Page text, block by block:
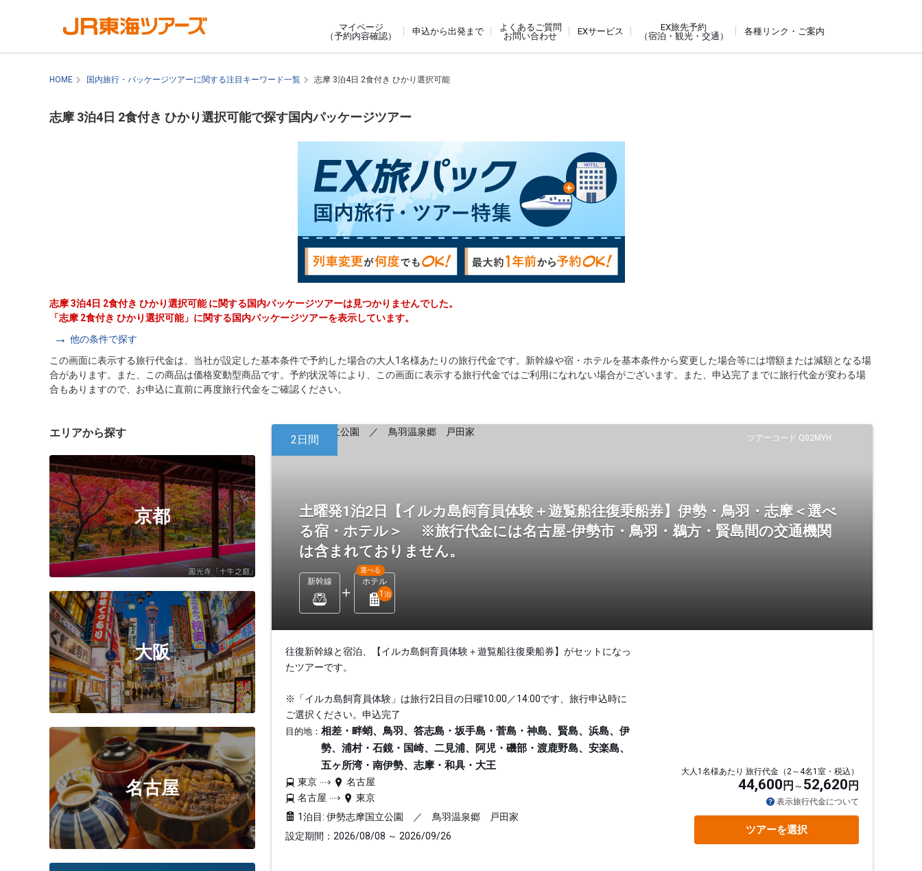
マイページ
（予約内容確認）
申込から出発まで
よくあるご質問
お問い合わせ
EXサービス
EX旅先予約
（宿泊・観光・交通）
各種リンク・ご案内
HOME 国内旅行・パッケージツアーに関する注目キーワード一覧 志摩 3泊4日 2食付き ひかり選択可能
志摩 3泊4日 2食付き ひかり選択可能で探す国内パッケージツアー
志摩 3泊4日 2食付き ひかり選択可能 に関する国内パッケージツアーは見つかりませんでした。
「志摩 2食付き ひかり選択可能」に関する国内パッケージツアーを表示しています。
他の条件で探す
この画面に表示する旅行代金は、当社が設定した基本条件で予約した場合の大人1名様あたりの旅行代金です。新幹線や宿・ホテルを基本条件から変更した場合等には増額または減額となる場
合があります。また、この商品は価格変動型商品です。予約状況等により、この画面に表示する旅行代金ではご利用になれない場合がございます。また、申込完了までに旅行代金が変わる場
合もありますので、お申込に直前に再度旅行代金をご確認ください。
エリアから探す
京都
大阪
名古屋
ツアーコード Q02MYH
2日間
土曜発1泊2日【イルカ島飼育員体験＋遊覧船往復乗船券】伊勢・鳥羽・志摩＜選べ
る宿・ホテル＞ ※旅行代金には名古屋-伊勢市・鳥羽・鵜方・賢島間の交通機関
は含まれておりません。
新幹線 ホテル
選べる
1 泊
往復新幹線と宿泊、【イルカ島飼育員体験＋遊覧船往復乗船券】がセットになっ
たツアーです。
※「イルカ島飼育員体験」は旅行2日目の日曜10:00／14:00です、旅行申込時に
ご選択ください。申込完了
目的地： 相差・畔蛸、鳥羽、答志島・坂手島・菅島・神島、賢島、浜島、伊
勢、浦村・石鏡・国崎、二見浦、阿児・磯部・渡鹿野島、安楽島、
五ヶ所湾・南伊勢、志摩・和具・大王
東京
名古屋
名古屋
東京
1泊目: 伊勢志摩国立公園 ／ 鳥羽温泉郷 戸田家
設定期間：2026/08/08 ～ 2026/09/26
大人1名様あたり 旅行代金（2～4名1室・税込）
44,600 円 52,620 円
表示旅行代金について
ツアーを選択